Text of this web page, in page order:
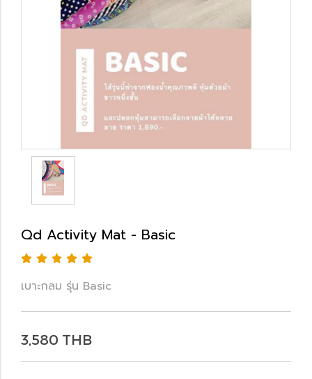
Qd Activity Mat - Basic
เบาะกลม รุ่น Basic
3,580 THB